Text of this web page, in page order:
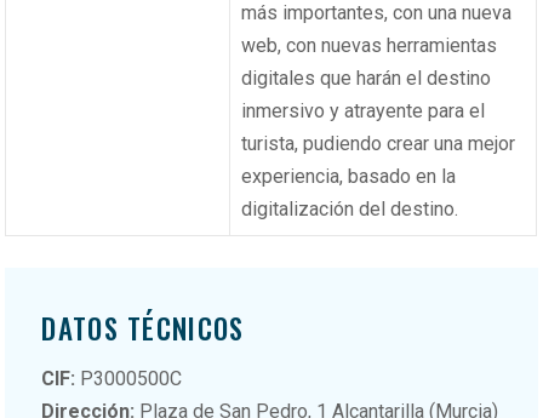
más importantes, con una nueva
web, con nuevas herramientas
digitales que harán el destino
inmersivo y atrayente para el
turista, pudiendo crear una mejor
experiencia, basado en la
digitalización del destino.
DATOS TÉCNICOS
CIF: P3000500C
Dirección: Plaza de San Pedro, 1 Alcantarilla (Murcia)